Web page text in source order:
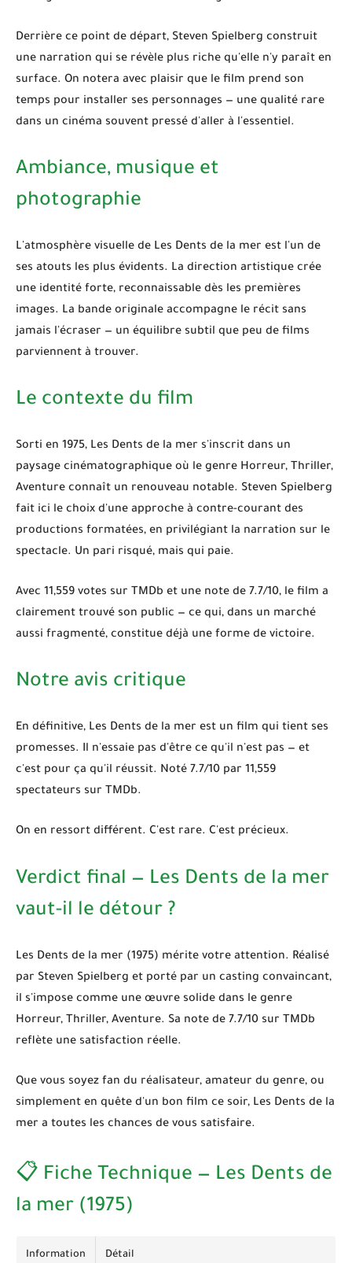
Derrière ce point de départ, Steven Spielberg construit
une narration qui se révèle plus riche qu'elle n'y paraît en
surface. On notera avec plaisir que le film prend son
temps pour installer ses personnages — une qualité rare
dans un cinéma souvent pressé d'aller à l'essentiel.
Ambiance, musique et
photographie
L'atmosphère visuelle de Les Dents de la mer est l'un de
ses atouts les plus évidents. La direction artistique crée
une identité forte, reconnaissable dès les premières
images. La bande originale accompagne le récit sans
jamais l'écraser — un équilibre subtil que peu de films
parviennent à trouver.
Le contexte du film
Sorti en 1975, Les Dents de la mer s'inscrit dans un
paysage cinématographique où le genre Horreur, Thriller,
Aventure connaît un renouveau notable. Steven Spielberg
fait ici le choix d'une approche à contre-courant des
productions formatées, en privilégiant la narration sur le
spectacle. Un pari risqué, mais qui paie.
Avec 11,559 votes sur TMDb et une note de 7.7/10, le film a
clairement trouvé son public — ce qui, dans un marché
aussi fragmenté, constitue déjà une forme de victoire.
Notre avis critique
En définitive, Les Dents de la mer est un film qui tient ses
promesses. Il n'essaie pas d'être ce qu'il n'est pas — et
c'est pour ça qu'il réussit. Noté 7.7/10 par 11,559
spectateurs sur TMDb.
On en ressort différent. C'est rare. C'est précieux.
Verdict final — Les Dents de la mer
vaut-il le détour ?
Les Dents de la mer (1975) mérite votre attention. Réalisé
par Steven Spielberg et porté par un casting convaincant,
il s'impose comme une œuvre solide dans le genre
Horreur, Thriller, Aventure. Sa note de 7.7/10 sur TMDb
reflète une satisfaction réelle.
Que vous soyez fan du réalisateur, amateur du genre, ou
simplement en quête d'un bon film ce soir, Les Dents de la
mer a toutes les chances de vous satisfaire.
📋 Fiche Technique — Les Dents de
la mer (1975)
Information Détail